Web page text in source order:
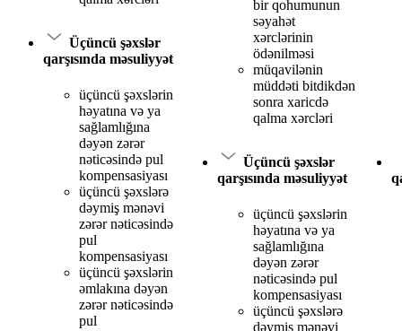
Üçüncü şəxslər
qarşısında məsuliyyət
üçüncü şəxslərin
həyatına və ya
sağlamlığına
dəyən zərər
nəticəsində pul
kompensasiyası
üçüncü şəxslərə
dəymiş mənəvi
zərər nəticəsində
pul
kompensasiyası
üçüncü şəxslərin
əmlakına dəyən
zərər nəticəsində
pul
bir qohumunun
səyahət
xərclərinin
ödənilməsi
müqavilənin
müddəti bitdikdən
sonra xaricdə
qalma xərcləri
Üçüncü şəxslər
qarşısında məsuliyyət
üçüncü şəxslərin
həyatına və ya
sağlamlığına
dəyən zərər
nəticəsində pul
kompensasiyası
üçüncü şəxslərə
dəymiş mənəvi